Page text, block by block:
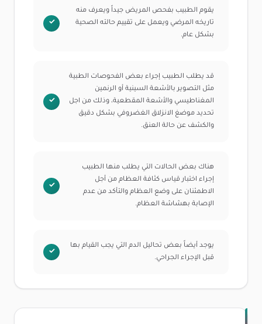
يقوم الطبيب بفحص المريض جيداً ويعرف منه
تاريخه المرضي ويعمل على تقييم حالته الصحية
بشكل عام.
قد يطلب الطبيب إجراء بعض الفحوصات الطبية
مثل التصوير بالأشعة السينية أو الرنمين
المغناطيسي والأشعة المقطعية، وذلك من اجل
تحديد موضغ الانزلاق الغضروفي بشكل دقيق
والكشف عن حالة العنق.
هناك بعض الحالات التي يطلب منها الطبيب
إجراء اختبار قياس كثافة العظام من أجل
الاطمئنان على وضع العظام والتأكد من عدم
الإصابة بهشاشة العظام.
يوجد أيضاً بعض تحاليل الدم التي يجب القيام بها
قبل الإجراء الجراحي.